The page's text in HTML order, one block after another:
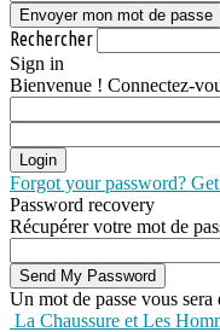
Rechercher
Sign in
Bienvenue ! Connectez-
Forgot your password?
Password recovery
Récupérer votre mot de
Un mot de passe vous
La Chaussure et Les